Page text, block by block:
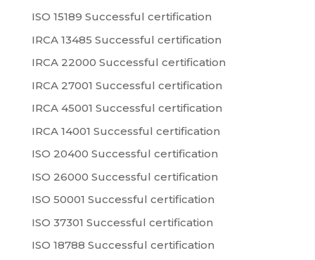
ISO 15189 Successful certification
IRCA 13485 Successful certification
IRCA 22000 Successful certification
IRCA 27001 Successful certification
IRCA 45001 Successful certification
IRCA 14001 Successful certification
ISO 20400 Successful certification
ISO 26000 Successful certification
ISO 50001 Successful certification
ISO 37301 Successful certification
ISO 18788 Successful certification